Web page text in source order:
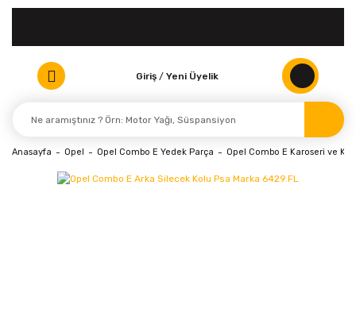
Giriş / Yeni Üyelik
Anasayfa Opel Opel Combo E Yedek Parça Opel Combo E Karoseri ve